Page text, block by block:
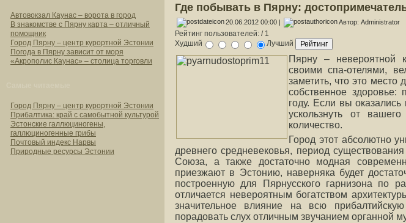
Автовокзал Каунас – ворота в город
В знакомстве с Пярну карта – отличный
помощник
Город Пярну – центр курортной Эстонии
Погода в Пярну зависит от моря
«Акрополис Каунас» – столица торговли
Город Пярну – центр курортной Эстонии
Прибалтика: край с самобытной культурой
Эстонские галлюциногены,
галлюциногенные грибы
Почтовый индекс Нарвы
Природные ресурсы Эстонии
Где побывать в Пярну:
20.06.2012 00:00 | Автор: Administrator
Рейтинг пользователей: / 1
Худший
Лучший
Пярну – невероятной
своими спа-отелями,
заметить, что это
собственное
году. Если вы
ускользнуть от
количество.
Город этот абсолютно
древнего средневековья, период
Союза, а также достаточно модная
приезжают в Эстонию, наверняка будет
построенную для Пярнусского гарнизона по
отличается невероятным богатством
значительное влияние на всю
порадовать слух отличным звучанием органной